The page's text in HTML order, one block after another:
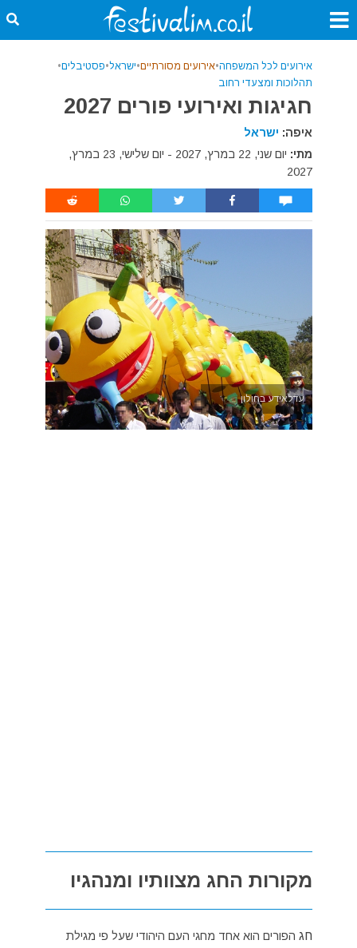
אירועים לכל המשפחה•אירועים מסורתיים•ישראל•פסטיבלים•
תהלוכות ומצעדי רחוב
חגיגות ואירועי פורים 2027
איפה: ישראל
מתי:
יום שני, 22 במרץ, 2027 - יום שלישי, 23 במרץ,
2027
עדלאידע בחולון
מקורות החג מצוותיו ומנהגיו
חג הפורים הוא אחד מחגי העם היהודי שעל פי מגילת